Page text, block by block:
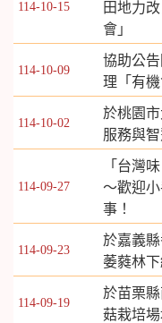
114-10-15
田地力
會」
114-10-09
協助公
理「有
114-10-02
於桃園
服務與
114-09-27
「台灣
～歡迎
事！
114-09-23
於嘉義
萎蕤林
114-09-19
於苗栗
菇栽培